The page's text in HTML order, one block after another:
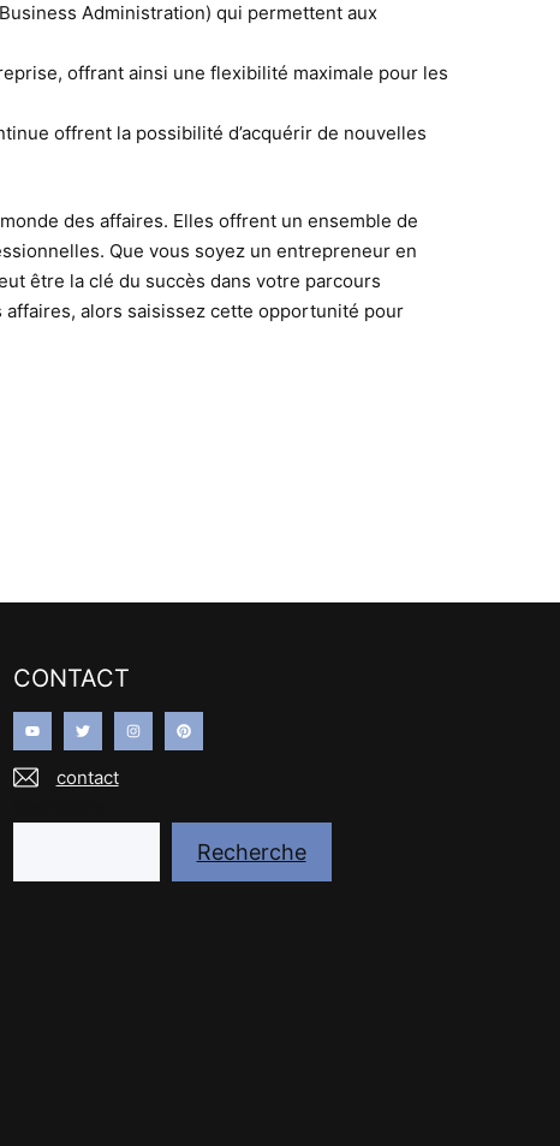
Administration) qui permettent aux
offrant ainsi une flexibilité maximale pour les
offrent la possibilité d’acquérir de nouvelles
des affaires. Elles offrent un ensemble de
Que vous soyez un entrepreneur en
être la clé du succès dans votre parcours
affaires, alors saisissez cette opportunité pour
CONTACT
contact
Recherche